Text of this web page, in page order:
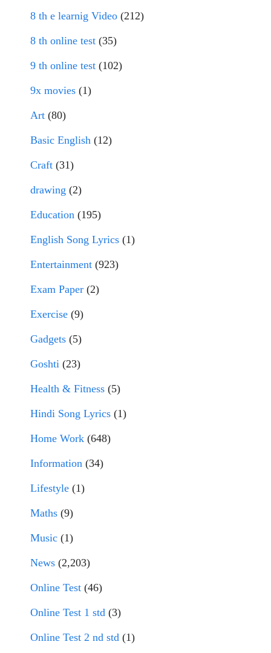
8 th e learnig Video (212)
8 th online test (35)
9 th online test (102)
9x movies (1)
Art (80)
Basic English (12)
Craft (31)
drawing (2)
Education (195)
English Song Lyrics (1)
Entertainment (923)
Exam Paper (2)
Exercise (9)
Gadgets (5)
Goshti (23)
Health & Fitness (5)
Hindi Song Lyrics (1)
Home Work (648)
Information (34)
Lifestyle (1)
Maths (9)
Music (1)
News (2,203)
Online Test (46)
Online Test 1 std (3)
Online Test 2 nd std (1)